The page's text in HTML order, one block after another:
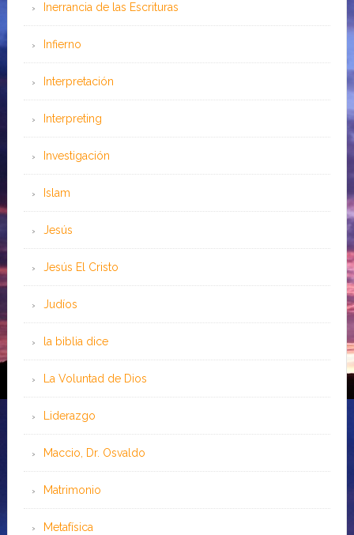
Inerrancia de las Escrituras
Infierno
Interpretación
Interpreting
Investigación
Islam
Jesús
Jesús El Cristo
Judíos
la biblia dice
La Voluntad de Dios
Liderazgo
Maccio, Dr. Osvaldo
Matrimonio
Metafísica